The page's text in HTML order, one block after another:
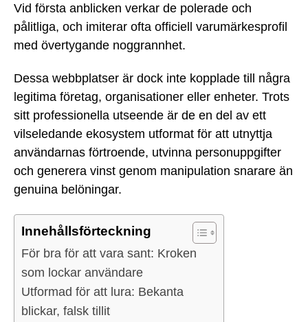
Vid första anblicken verkar de polerade och
pålitliga, och imiterar ofta officiell varumärkesprofil
med övertygande noggrannhet.
Dessa webbplatser är dock inte kopplade till några
legitima företag, organisationer eller enheter. Trots
sitt professionella utseende är de en del av ett
vilseledande ekosystem utformat för att utnyttja
användarnas förtroende, utvinna personuppgifter
och generera vinst genom manipulation snarare än
genuina belöningar.
Innehållsförteckning
För bra för att vara sant: Kroken
som lockar användare
Utformad för att lura: Bekanta
blickar, falsk tillit